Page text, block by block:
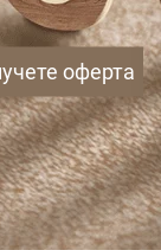
оферта